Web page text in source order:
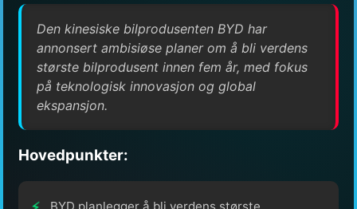
Den kinesiske bilprodusenten BYD har
annonsert ambisiøse planer om å bli verdens
største bilprodusent innen fem år, med fokus
på teknologisk innovasjon og global
ekspansjon.
Hovedpunkter: